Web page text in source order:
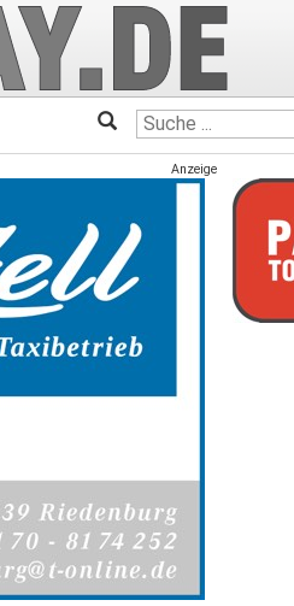
Anzeige